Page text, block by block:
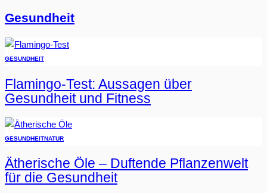
Gesundheit
GESUNDHEIT
Flamingo-Test: Aussagen über
Gesundheit und Fitness
GESUNDHEITNATUR
Ätherische Öle – Duftende Pflanzenwelt
für die Gesundheit